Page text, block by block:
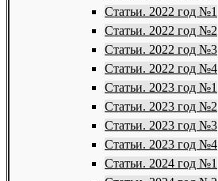
Статьи. 2022 год №1
Статьи. 2022 год №2
Статьи. 2022 год №3
Статьи. 2022 год №4
Статьи. 2023 год №1
Статьи. 2023 год №2
Статьи. 2023 год №3
Статьи. 2023 год №4
Статьи. 2024 год №1